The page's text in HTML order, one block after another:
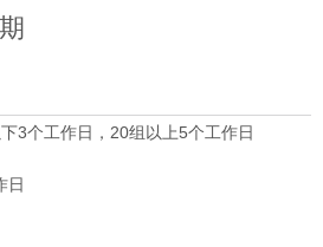
3个工作日，20组以上5个工作日
日